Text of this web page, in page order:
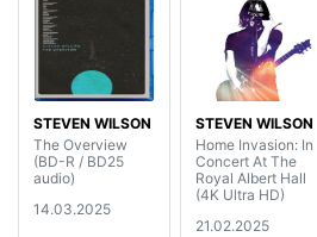
STEVEN WILSON
The Overview
(BD-R / BD25
audio)
14.03.2025
STEVEN WILSON
Home Invasion: In
Concert At The
Royal Albert Hall
(4K Ultra HD)
21.02.2025